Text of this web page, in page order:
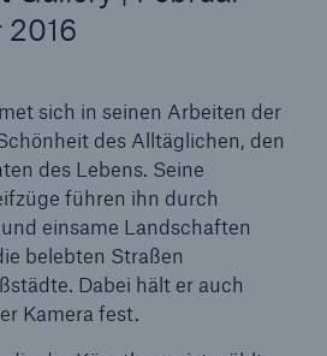
2016
sich in seinen Arbeiten der
des Alltäglichen, den
des Lebens. Seine
führen ihn durch
einsame Landschaften
belebten Straßen
Dabei hält er auch
Kamera fest.
for insurance